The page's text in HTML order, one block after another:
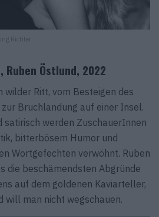
Richter
Östlund, 2022
wilder Ritt, vom Besteigen des
Bruchlandung auf einer Insel.
werden ZuschauerInnen
bitterbösem Humor und
Wortgefechten verwöhnt. Ruben
die beschämendsten Abgründe
auf dem goldenen Kaviarteller,
will man nicht wegschauen.